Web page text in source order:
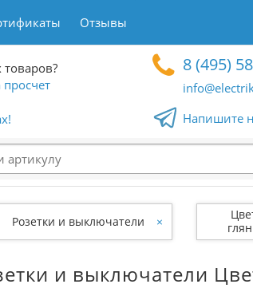
Отзывы
8 (495)
Напишите
Розетки и выключатели ×
и выключатели